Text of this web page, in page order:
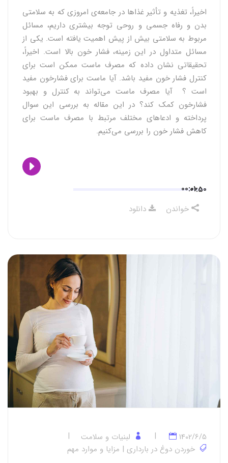
اخیراً، تغذیه و تأثیر غذاها در جامعه‌ی امروزی که به سلامتی
بدن و رفاه جسمی و روحی توجه بیشتری داریم، مسائل
مربوط به سلامتی بیش از پیش اهمیت یافته است. یکی از
مسائل متداول در این زمینه، فشار خون بالا است. اخیراً،
تحقیقاتی نشان داده که مصرف ماست ممکن است برای
کنترل فشار خون مفید باشد. آیا ماست برای فشارخون مفید
است ؟ آیا مصرف ماست می‌تواند به کنترل و بهبود
فشارخون کمک کند؟ در این مقاله به بررسی این سوال
پرداخته و ادعاهای مختلف مرتبط با مصرف ماست برای
کاهش فشار خون را بررسی می‌کنیم.
00:0001:50
خواندن
دانلود
1402/6/5
لبنیات و سلامت
خوردن دوغ در بارداری | مزایا و موارد مهم